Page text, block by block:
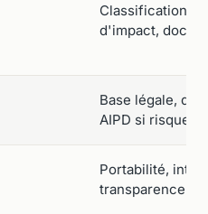
Classification
d'impact,
Base légale,
AIPD si risque
Portabilité,
transparence